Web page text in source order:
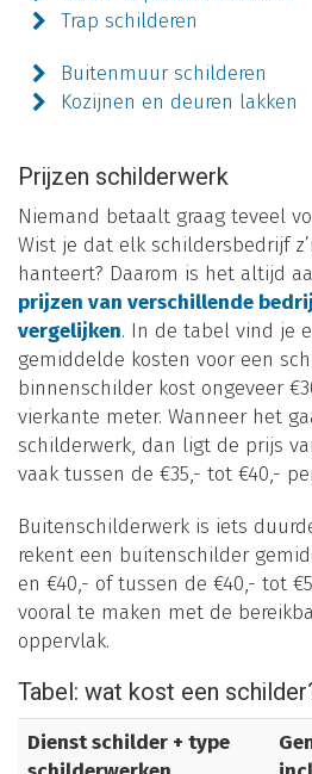
Trap schilderen
Buitenmuur schilderen
Kozijnen en deuren lakken
Prijzen schilderwerk
Niemand betaalt graag teveel
Wist je dat elk schildersbedrijf
hanteert? Daarom is het altijd
prijzen van verschillende
vergelijken. In de tabel vind je
gemiddelde kosten voor een
binnenschilder kost ongeveer
vierkante meter. Wanneer het
schilderwerk, dan ligt de prijs
vaak tussen de €35,- tot €40,-
Buitenschilderwerk is iets
rekent een buitenschilder
en €40,- of tussen de €40,- tot
vooral te maken met de
oppervlak.
Tabel: wat kost een
Dienst schilder + type